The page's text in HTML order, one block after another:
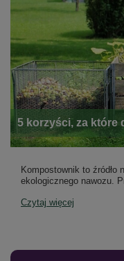
5 korzyści, za które
Kompostownik to źródło
ekologicznego nawozu.
Czytaj więcej